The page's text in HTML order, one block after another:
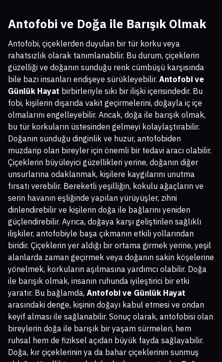
Antofobi ve Doğa ile Barışık Olmak
Antofobi, çiçeklerden duyulan bir tür korku veya
rahatsızlık olarak tanımlanabilir. Bu durum, çiçeklerin
güzelliği ve doğanın sunduğu renk cümbüşü karşısında
bile bazı insanları endişeye sürükleyebilir. Antofobi ve
Günlük Hayat birbirleriyle sıkı bir ilişki içerisindedir. Bu
fobi, kişilerin dışarıda vakit geçirmelerini, doğayla iç içe
olmalarını engelleyebilir. Ancak, doğa ile barışık olmak,
bu tür korkuların üstesinden gelmeyi kolaylaştırabilir.
Doğanın sunduğu dinginlik ve huzur, antofobiden
muzdarip olan bireyler için önemli bir tedavi aracı olabilir.
Çiçeklerin büyüleyici güzellikleri yerine, doğanın diğer
unsurlarına odaklanmak, kişilere kaygılarını unutma
fırsatı verebilir. Bereketli yeşilliğin, kokulu ağaçların ve
serin havanın eşliğinde yapılan yürüyüşler, zihni
dinlendirebilir ve kişilerin doğa ile bağlarını yeniden
güçlendirebilir. Ayrıca, doğaya karşı geliştirilen sağlıklı
ilişkiler, antofobiyle başa çıkmanın etkili yollarından
biridir. Çiçeklerin yer aldığı bir ortama girmek yerine, yeşil
alanlarda zaman geçirmek veya doğanın sakin köşelerine
yönelmek, korkuların aşılmasına yardımcı olabilir. Doğa
ile barışık olmak, insanın ruhunda iyileştirici bir etki
yaratır. Bu bağlamda, Antofobi ve Günlük Hayat
arasındaki denge, kişinin doğayı kabul etmesi ve ondan
keyif alması ile sağlanabilir. Sonuç olarak, antofobisi olan
bireylerin doğa ile barışık bir yaşam sürmeleri, hem
ruhsal hem de fiziksel açıdan büyük fayda sağlayabilir.
Doğa, kır çiçeklerinin ya da bahar çiçeklerinin sunmuş